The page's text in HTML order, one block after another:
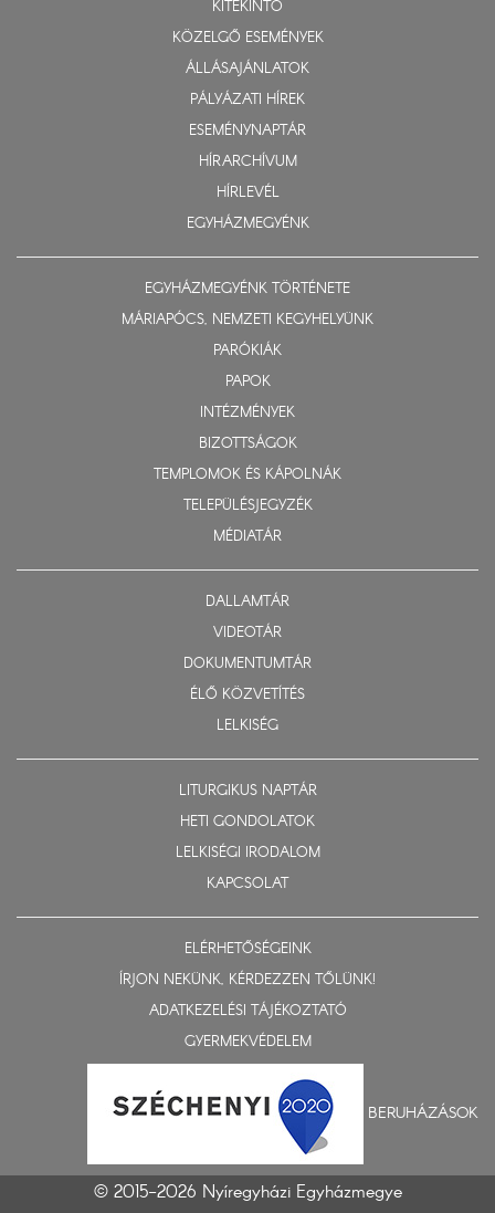
KITEKINTŐ
KÖZELGŐ ESEMÉNYEK
ÁLLÁSAJÁNLATOK
PÁLYÁZATI HÍREK
ESEMÉNYNAPTÁR
HÍRARCHÍVUM
HÍRLEVÉL
EGYHÁZMEGYÉNK
EGYHÁZMEGYÉNK TÖRTÉNETE
MÁRIAPÓCS, NEMZETI KEGYHELYÜNK
PARÓKIÁK
PAPOK
INTÉZMÉNYEK
BIZOTTSÁGOK
TEMPLOMOK ÉS KÁPOLNÁK
TELEPÜLÉSJEGYZÉK
MÉDIATÁR
DALLAMTÁR
VIDEOTÁR
DOKUMENTUMTÁR
ÉLŐ KÖZVETÍTÉS
LELKISÉG
LITURGIKUS NAPTÁR
HETI GONDOLATOK
LELKISÉGI IRODALOM
KAPCSOLAT
ELÉRHETŐSÉGEINK
ÍRJON NEKÜNK, KÉRDEZZEN TŐLÜNK!
ADATKEZELÉSI TÁJÉKOZTATÓ
GYERMEKVÉDELEM
BERUHÁZÁSOK
© 2015-2026 Nyíregyházi Egyházmegye